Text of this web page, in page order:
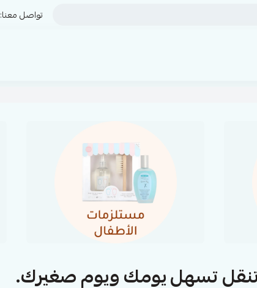
تواصل معنا:
تسهل يومك ويوم صغيرك.